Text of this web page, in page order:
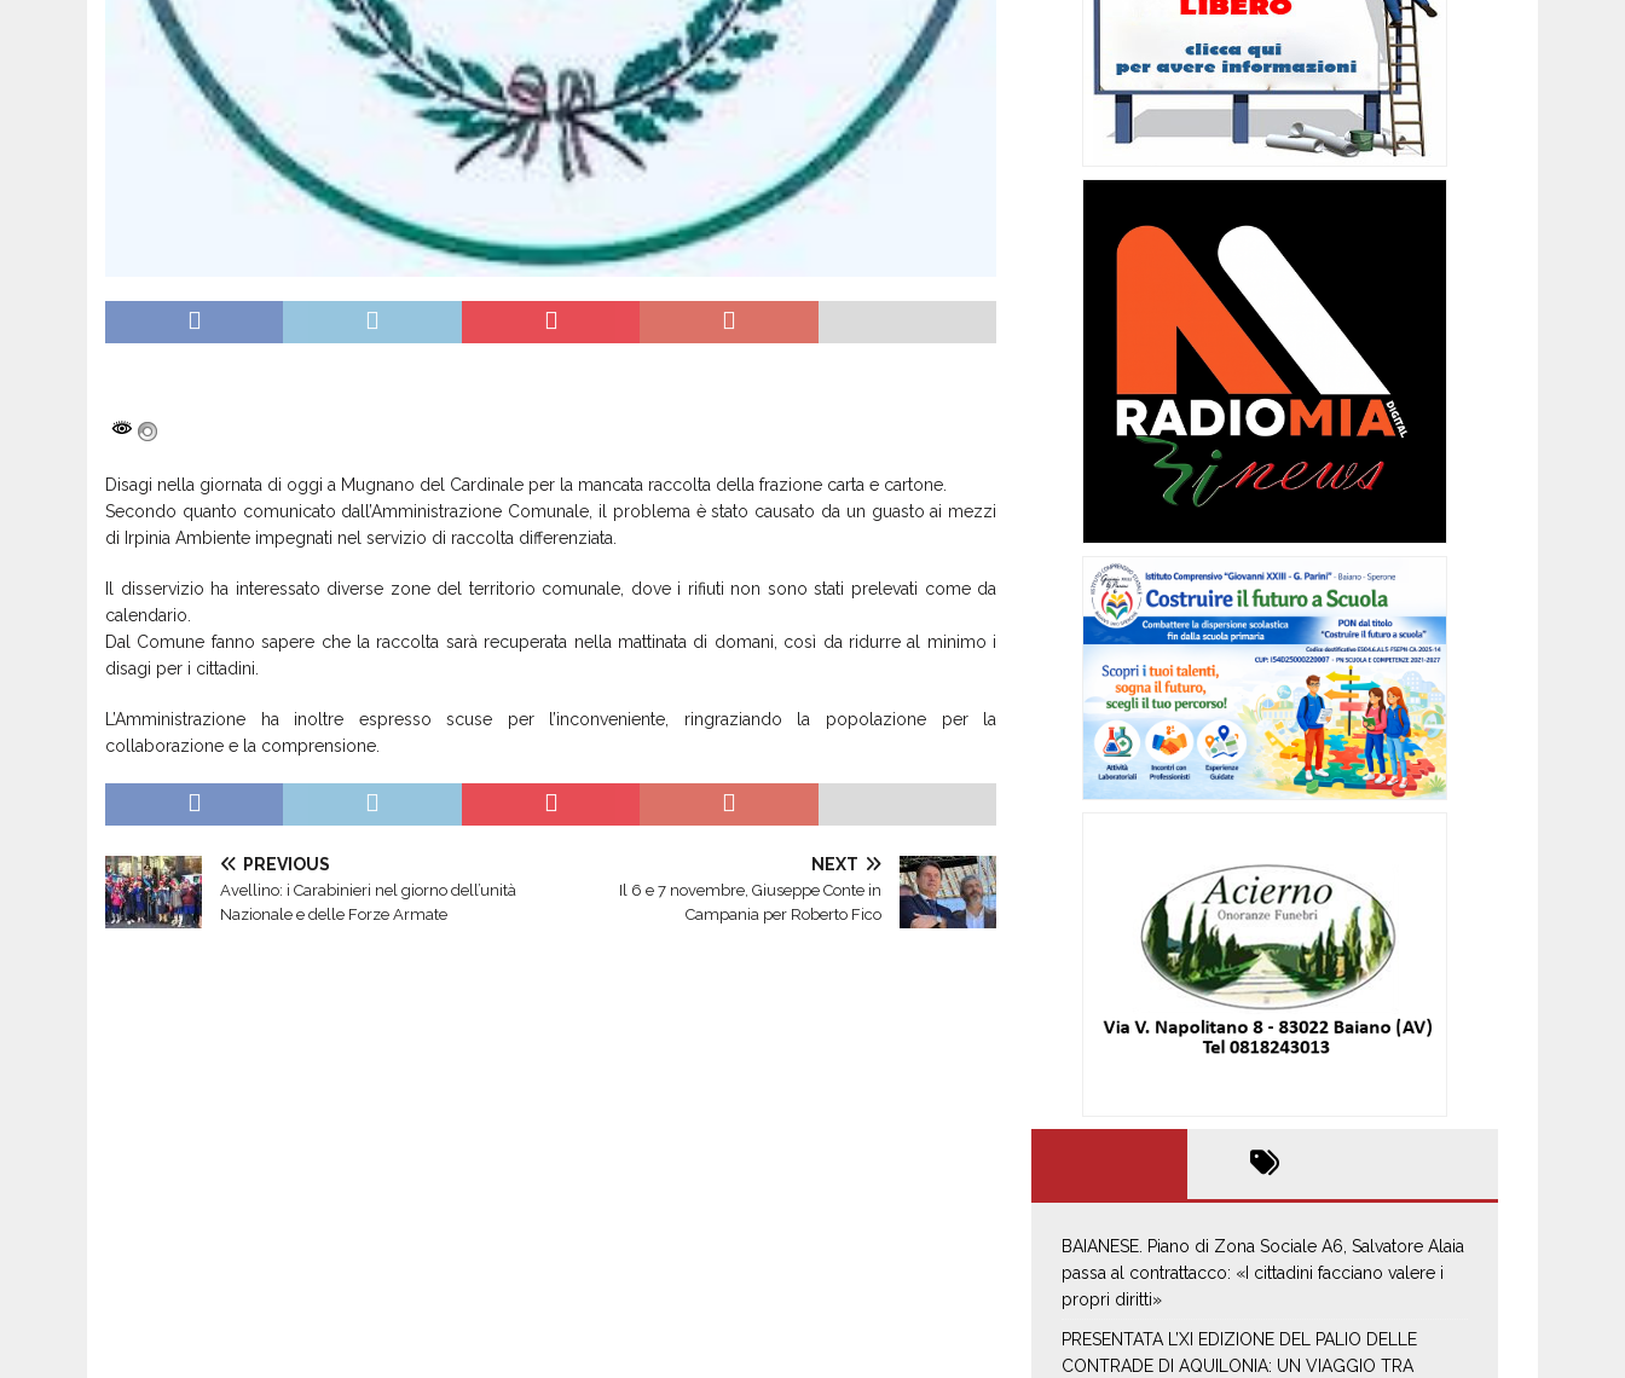
Disagi nella giornata di oggi a Mugnano del Cardinale per la mancata raccolta della frazione carta e cartone.
Secondo quanto comunicato dall’Amministrazione Comunale, il problema è stato causato da un guasto ai mezzi
di Irpinia Ambiente impegnati nel servizio di raccolta differenziata.
Il disservizio ha interessato diverse zone del territorio comunale, dove i rifiuti non sono stati prelevati come da
calendario.
Dal Comune fanno sapere che la raccolta sarà recuperata nella mattinata di domani, così da ridurre al minimo i
disagi per i cittadini.
L’Amministrazione ha inoltre espresso scuse per l’inconveniente, ringraziando la popolazione per la
collaborazione e la comprensione.
PREVIOUS
Avellino: i Carabinieri nel giorno dell’unità
Nazionale e delle Forze Armate
NEXT
Il 6 e 7 novembre, Giuseppe Conte in
Campania per Roberto Fico
BAIANESE. Piano di Zona Sociale A6, Salvatore Alaia
passa al contrattacco: «I cittadini facciano valere i
propri diritti»
PRESENTATA L’XI EDIZIONE DEL PALIO DELLE
CONTRADE DI AQUILONIA: UN VIAGGIO TRA